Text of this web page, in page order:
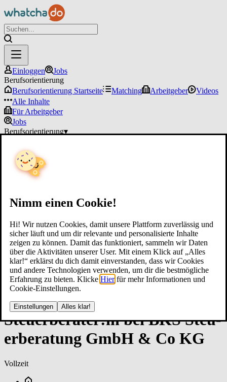
Nimm einen Cookie!
Hi! Wir nutzen Cookies, damit unsere Plattform zuverlässig und
sicher läuft und um dir relevante und personalisierte Inhalte
zeigen zu können. Damit das funktioniert, sammeln wir Daten
über die Aktivitäten unserer User. Mit einem Klick auf „Alles
klar!“ erklärst du dich damit einverstanden, dass wir Cookies
und andere Technologien verwenden, um dir die bestmögliche
Erfahrung zu bieten. Klicke Hier für mehr Informationen und
Cookie-Einstellungen.
Einstellungen Alles klar!
Einloggen
Jobs
Berufsorientierung
Berufsorientierung Startseite
Matching Arbeitgeber
Videos
Alle Inhalte
Für Arbeitgeber
Jobs
Berufsorientierung▾
Steu­er­be­ra­ter:in bei BKS ­Steu­
er­be­ra­tun­g Gmb­H & ­Co KG
Vollzeit